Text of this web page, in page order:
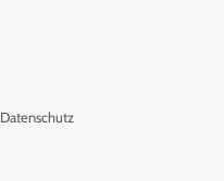
Datenschutz